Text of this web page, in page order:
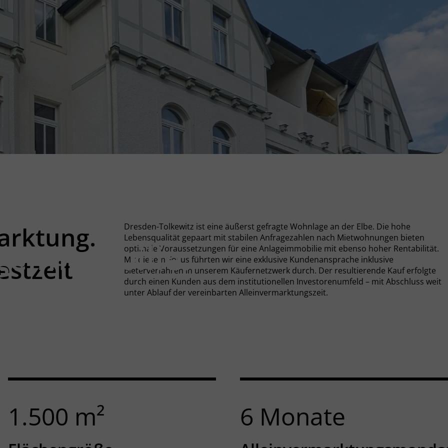
Dresden-Tolkewitz ist eine äußerst gefragte Wohnlage an der Elbe. Die hohe
Lebensqualität gepaart mit stabilen Anfragezahlen nach Mietwohnungen bieten
optimale Voraussetzungen für eine Anlageimmobilie mit ebenso hoher Rentabilität.
Mit diesem Fokus führten wir eine exklusive Kundenansprache inklusive
Bieterverfahren in unserem Käufernetzwerk durch. Der resultierende Kauf erfolgte
durch einen Kunden aus dem institutionellen Investorenumfeld – mit Abschluss weit
unter Ablauf der vereinbarten Alleinvermarktungszeit.
1.500 m² 6 Monate